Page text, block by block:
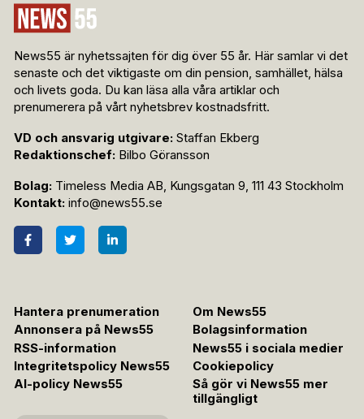
News55 är nyhetssajten för dig över 55 år. Här samlar vi det
senaste och det viktigaste om din pension, samhället, hälsa
och livets goda. Du kan läsa alla våra artiklar och
prenumerera på vårt nyhetsbrev kostnadsfritt.
VD och ansvarig utgivare: Staffan Ekberg
Redaktionschef: Bilbo Göransson
Bolag: Timeless Media AB, Kungsgatan 9, 111 43 Stockholm
Kontakt: info@news55.se
Hantera prenumeration
Om News55
Annonsera på News55
Bolagsinformation
RSS-information
News55 i sociala medier
Integritetspolicy News55
Cookiepolicy
AI-policy News55
Så gör vi News55 mer
tillgängligt